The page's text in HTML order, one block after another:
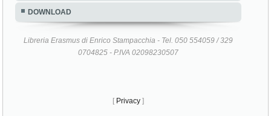
DOWNLOAD
Libreria Erasmus di Enrico Stampacchia - Tel. 050 554059 / 329
0704825 - P.IVA 02098230507
[ Privacy ]